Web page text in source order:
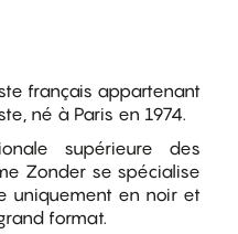
français appartenant
né à Paris en 1974.
supérieure des
Zonder se spécialise
uniquement en noir et
format.